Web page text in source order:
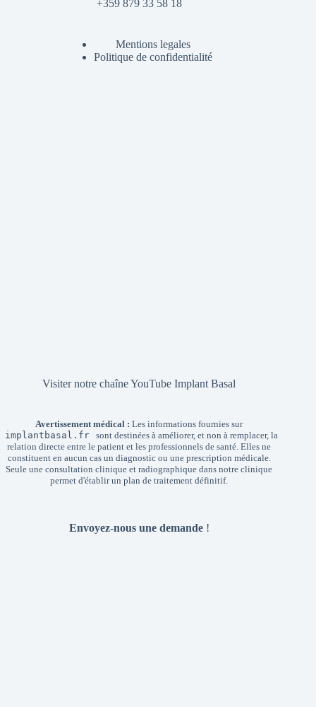
+359 879 33 58 18
Mentions legales
Politique de confidentialité
Visiter notre chaîne YouTube Implant Basal
Avertissement médical : Les informations fournies sur
implantbasal.fr
sont destinées à améliorer, et non à remplacer, la
relation directe entre le patient et les professionnels de santé. Elles ne
constituent en aucun cas un diagnostic ou une prescription médicale.
Seule une consultation clinique et radiographique dans notre clinique
permet d'établir un plan de traitement définitif.
Envoyez-nous une demande!